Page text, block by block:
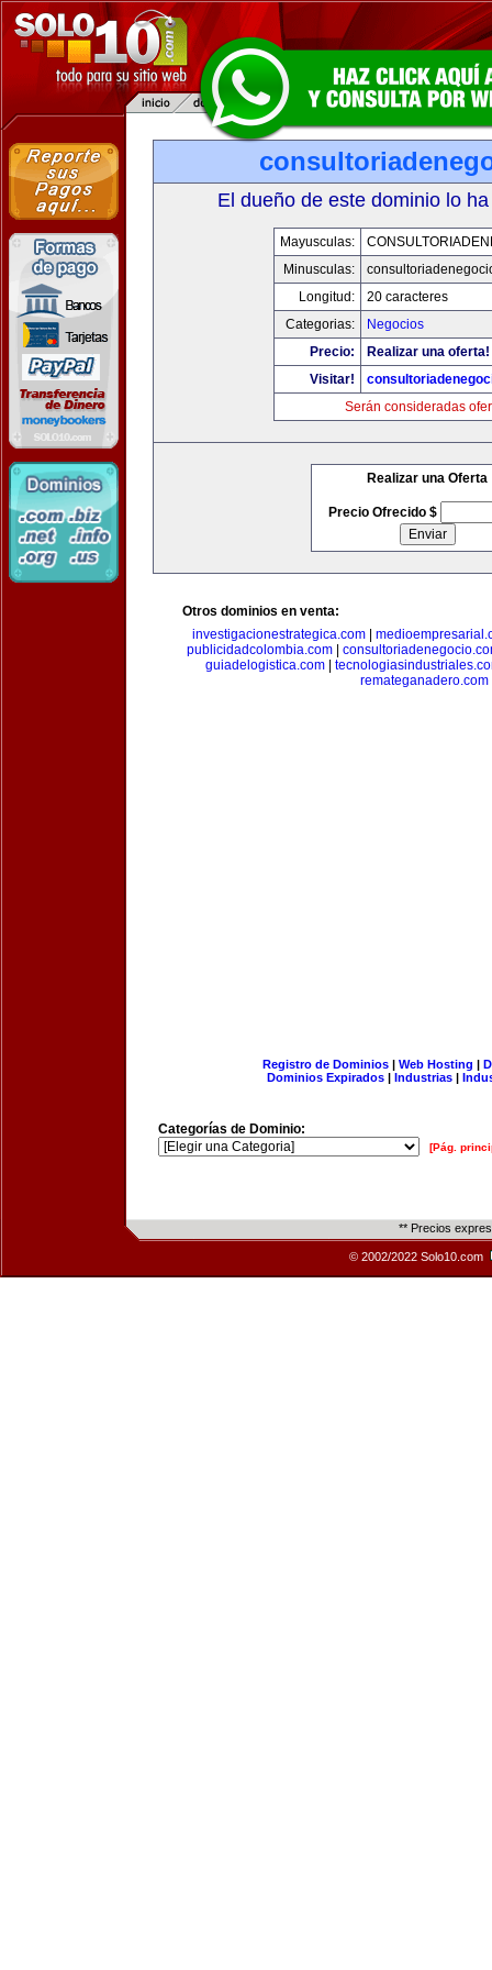
El dueño de este dominio lo
Mayusculas:
Minusculas:
Longitud:
20 caracteres
Categorias:
Negocios
Precio:
Realizar una oferta!
Visitar!
Serán consideradas
Realizar una Oferta
Precio Ofrecido $
Otros dominios en venta:
investigacionestrategica.com
publicidadcolombia.com|
guiadelogistica.com|
remateganadero.com
Registro de Dominios| Web Hosting |
Dominios Expirados | Industrias |
Categorías de Dominio:
[Pág.
** Precios
© 2002/2022 Solo10.com